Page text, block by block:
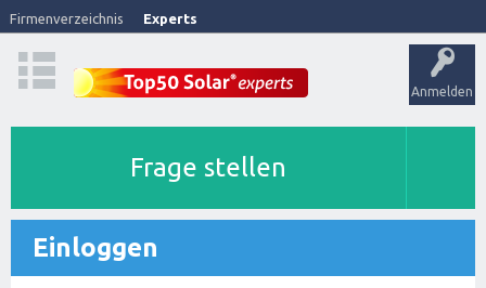
Firmenverzeichnis Experts
Anmelden
Frage stellen
Einloggen